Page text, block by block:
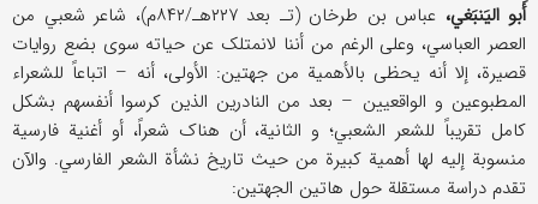
أَبو الیَنبَغي،
عباس بن طرخان (تـ بعد ۲۲۷هـ/۸۴۲م)، شاعر شعبي من
العصر العباسي، وعلی الرغم من أننا لانمتلک عن حیاته سوی بضع روایات
قصیرة، إلا أنه یحظی بالأهمیة من جهتین: الأولی، أنه – اتباعاً للشعراء
المطبوعین و الواقعیین – بعد من النادرین الذین کرسوا أنفسهم بشکل
کامل تقریباً للشعر الشعبي؛ و الثانیة، أن هناک شعراً، أو أغنیة فارسیة
منسوبة إلیه لها أهمیة کبیرة من حیث تاریخ نشأة الشعر الفارسي. والآن
تقدم دراسة مستقلة حول هاتین الجهتین: